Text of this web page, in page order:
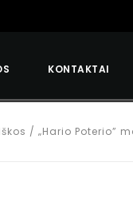
KONTAKTAI
/ „Hario Poterio”